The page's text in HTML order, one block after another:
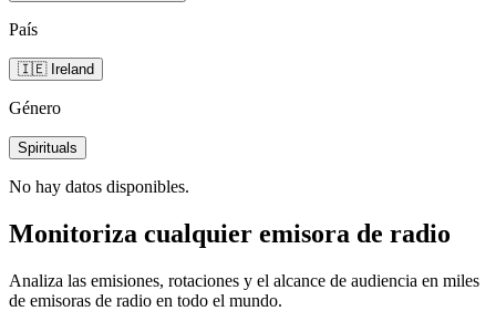
País
🇮🇪 Ireland
Género
Spirituals
No hay datos disponibles.
Monitoriza cualquier emisora de radio
Analiza las emisiones, rotaciones y el alcance de audiencia en miles
de emisoras de radio en todo el mundo.